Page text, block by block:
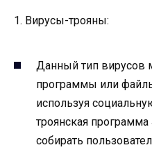
1. Вирусы-трояны:
Данный тип вирусов
программы или
используя
троянская
собирать